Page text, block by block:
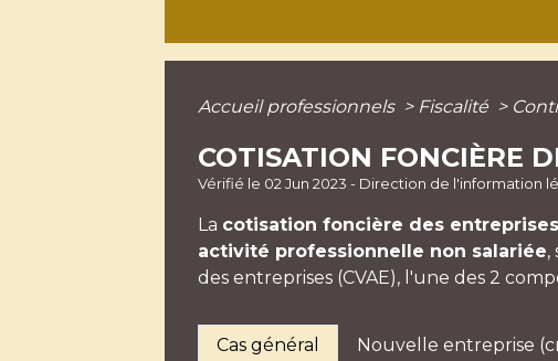
Accueil professionnels > Fiscalité >
COTISATION FONCIÈRE
Vérifié le 02 Jun 2023 - Direction de l'information
La cotisation foncière des entreprises
activité professionnelle non salariée,
des entreprises (CVAE), l'une des 2
Cas général Nouvelle entreprise